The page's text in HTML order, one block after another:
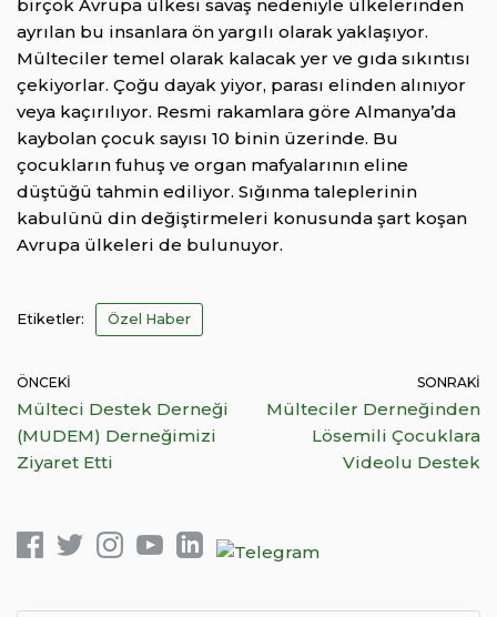
birçok Avrupa ülkesi savaş nedeniyle ülkelerinden
ayrılan bu insanlara ön yargılı olarak yaklaşıyor.
Mülteciler temel olarak kalacak yer ve gıda sıkıntısı
çekiyorlar. Çoğu dayak yiyor, parası elinden alınıyor
veya kaçırılıyor. Resmi rakamlara göre Almanya’da
kaybolan çocuk sayısı 10 binin üzerinde. Bu
çocukların fuhuş ve organ mafyalarının eline
düştüğü tahmin ediliyor. Sığınma taleplerinin
kabulünü din değiştirmeleri konusunda şart koşan
Avrupa ülkeleri de bulunuyor.
Etiketler: Özel Haber
ÖNCEKI
Mülteci Destek Derneği
(MUDEM) Derneğimizi
Ziyaret Etti
SONRAKI
Mülteciler Derneğinden
Lösemili Çocuklara
Videolu Destek